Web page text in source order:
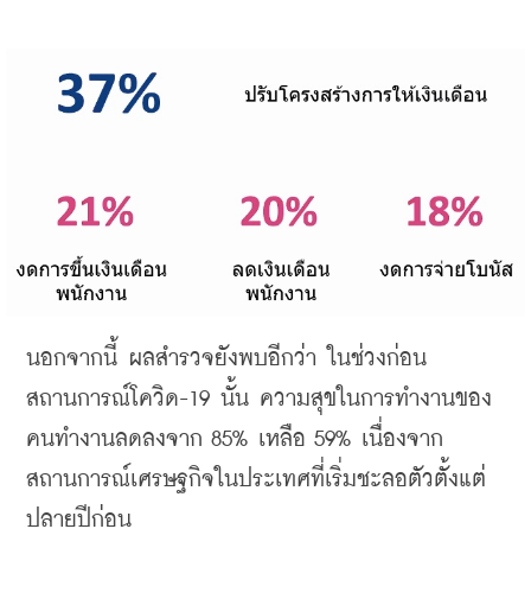
นอกจากนี้ ผลสำรวจยังพบอีกว่า
ในช่วงก่อน
สถานการณ์โควิด-19 นั้น ความสุขในการทำงานของ
คนทำงานลดลงจาก 85% เหลือ 59% เนื่องจาก
สถานการณ์เศรษฐกิจในประเทศที่เริ่มชะลอตัวตั้งแต่
ปลายปีก่อน